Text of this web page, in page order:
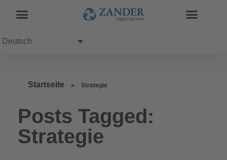
Deutsch
Startseite » Strategie
Posts Tagged:
Strategie